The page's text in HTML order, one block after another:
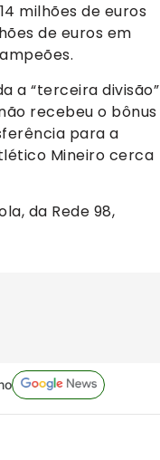
milhões de euros
de euros em
a “terceira divisão”
recebeu o bônus
para a
Mineiro cerca
da Rede 98,